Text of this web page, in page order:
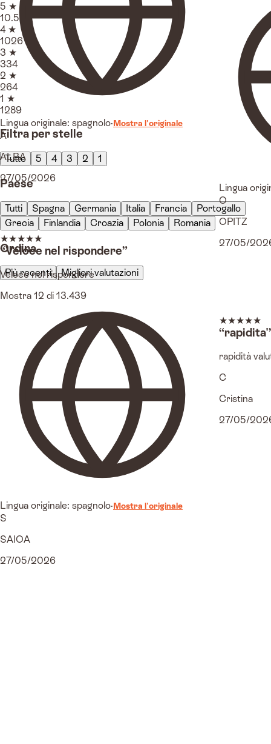
5 ★
10.526
4 ★
1026
3 ★
334
2 ★
264
1 ★
1289
Filtra per stelle
Tutte 5 4 3 2 1
Paese
Tutti Spagna Germania Italia Francia
Portogallo
Grecia
Finlandia Croazia Polonia Romania
Ordina
Più recenti
Migliori valutazioni
Mostra 12 di 13.439
Lingua
O
OPITZ
27/05/
Lingua originale: spagnolo·Mostra l'originale
A
ALBA
27/05/2026
★★★★★
“Veloce nel rispondere”
Veloce nel rispondere
Lingua originale: spagnolo·Mostra l'originale
S
SAIOA
27/05/2026
★★★★★
rapidità
C
Cristina
27/05/